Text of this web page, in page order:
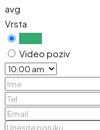
avg
Vrsta
Video poziv